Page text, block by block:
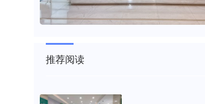
推荐阅读